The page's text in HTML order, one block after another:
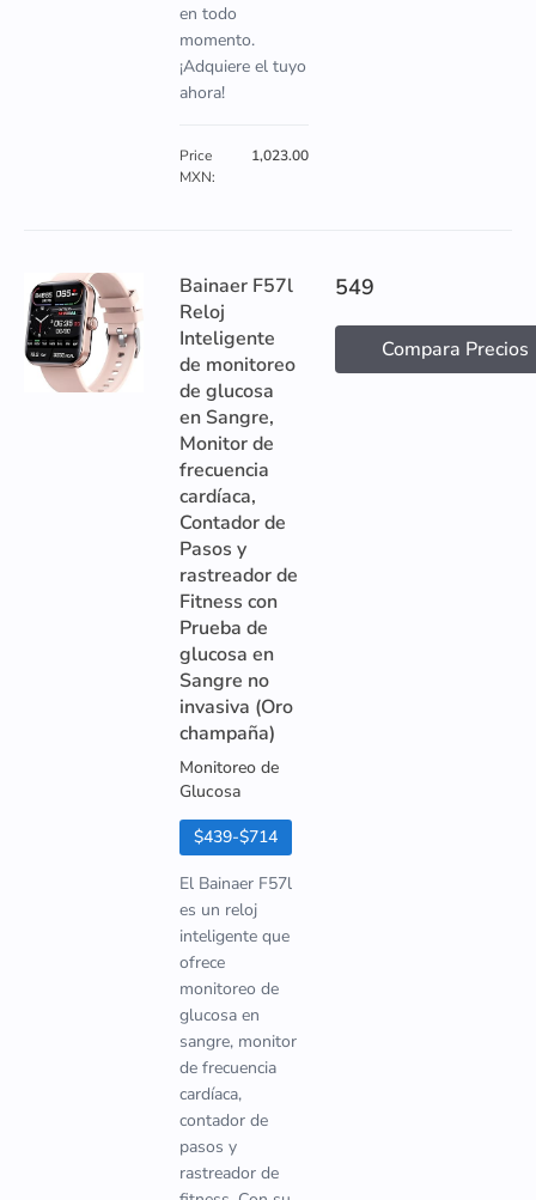
en todo
momento.
¡Adquiere el tuyo
ahora!
Price
MXN:
1,023.00
Bainaer F57l
Reloj
Inteligente
de monitoreo
de glucosa
en Sangre,
Monitor de
frecuencia
cardíaca,
Contador de
Pasos y
rastreador de
Fitness con
Prueba de
glucosa en
Sangre no
invasiva (Oro
champaña)
Monitoreo de
Glucosa
$439-$714
El Bainaer F57l
es un reloj
inteligente que
ofrece
monitoreo de
glucosa en
sangre, monitor
de frecuencia
cardíaca,
contador de
pasos y
rastreador de
549
Compara Precios